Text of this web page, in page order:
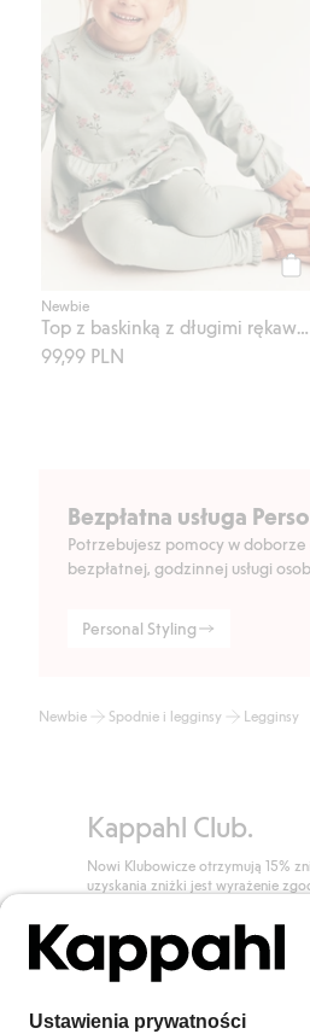
Newbie
Top z baskinką z długimi rękawami, w kwiaty
99,99 PLN
Bezpłatna usługa
Potrzebujesz pomocy w doborze
bezpłatnej, godzinnej usługi
Personal Styling
Newbie Spodnie i legginsy Legginsy
Kappahl Club.
Nowi Klubowicze otrzymują 15%
uzyskania zniżki jest wyrażenie
Dołącz do Klubu!